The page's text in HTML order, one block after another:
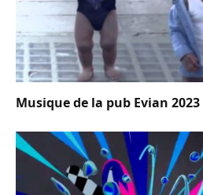
Musique de la pub Evian 2023